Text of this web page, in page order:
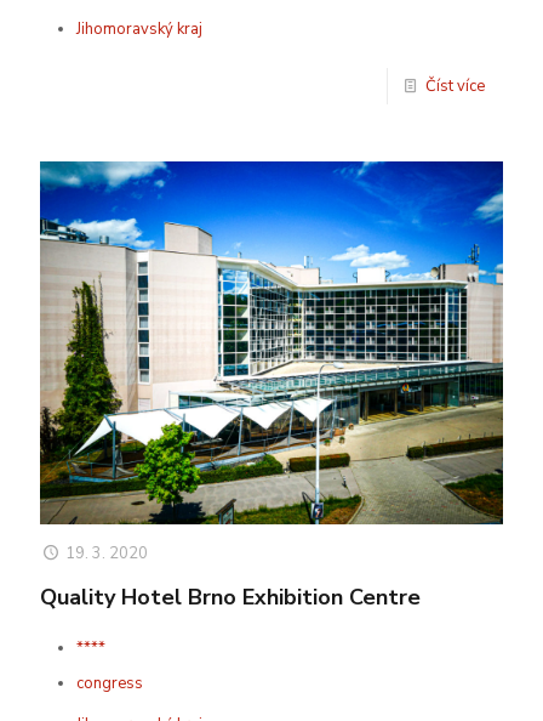
Jihomoravský kraj
Číst více
19. 3. 2020
Quality Hotel Brno Exhibition Centre
****
congress